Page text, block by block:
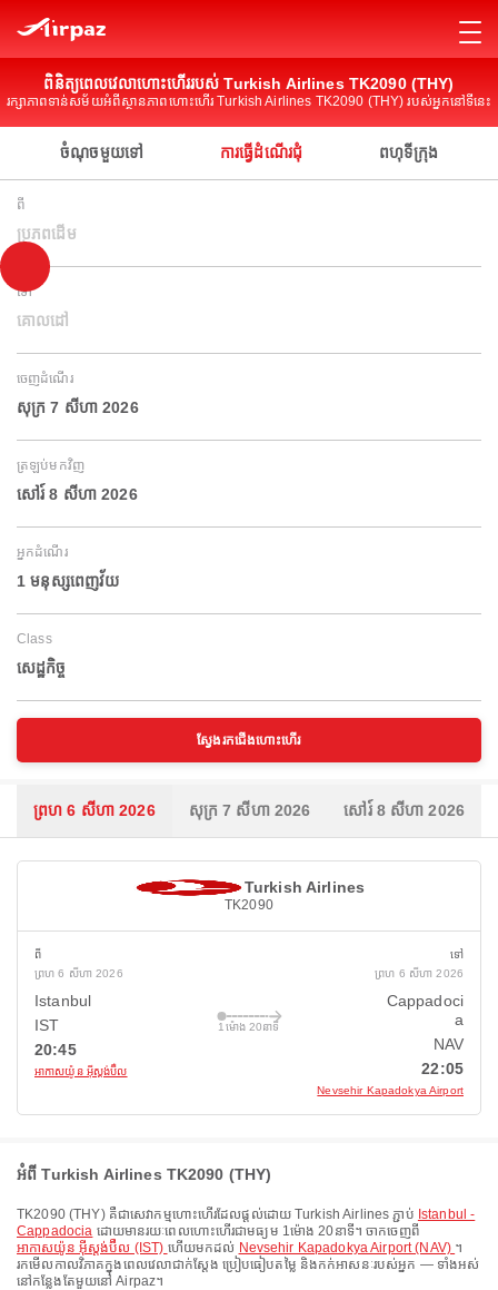
ពិនិត្យពេលវេលាហោះហើររបស់ Turkish Airlines TK2090 (THY)
រក្សាភាពទាន់សម័យអំពីស្ថានភាពហោះហើរ Turkish Airlines TK2090 (THY) របស់អ្នកនៅទីនេះ
ចំណុចមួយទៅ ការធ្វើដំណើរជុំ ពហុទីក្រុង
ពី
ប្រភពដើម
ទៅ
គោលដៅ
ចេញដំណើរ
សុក្រ 7 សីហា 2026
ត្រឡប់មកវិញ
សៅរ៍ 8 សីហា 2026
អ្នកដំណើរ
1 មនុស្សពេញវ័យ
Class
សេដ្ឋកិច្ច
ស្វែងរកជើងហោះហើរ
ព្រហ 6 សីហា 2026 សុក្រ 7 សីហា 2026 សៅរ៍ 8 សីហា 2026
Turkish Airlines
TK2090
ពី
ព្រហ 6 សីហា 2026
Istanbul
IST
20:45
អាកាសយ៉ូន អ៊ីស្តង់ប៊ឺល
1ម៉ោង 20នាទី
ទៅ
ព្រហ 6 សីហា 2026
Cappadoci
a
NAV
22:05
Nevsehir Kapadokya Airport
អំពី Turkish Airlines TK2090 (THY)
TK2090(THY) គឺជាសេវាកម្មហោះហើរដែលផ្តល់ដោយTurkish Airlines ភ្ជាប់ Istanbul -
Cappadocia ដោយមានរយៈពេលហោះហើរជាមធ្យម 1ម៉ោង 20នាទី។ ចាកចេញពី
អាកាសយ៉ូន អ៊ីស្តង់ប៊ឺល (IST) ហើយមកដល់ Nevsehir Kapadokya Airport (NAV) ។
រកមើលកាលវិភាគក្នុងពេលវេលាជាក់ស្តែង ប្រៀបធៀបតម្លៃ និងកក់អាសនៈរបស់អ្នក — ទាំងអស់
នៅកន្លែងតែមួយនៅ Airpaz។